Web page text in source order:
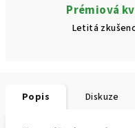
Prémiová
Letitá
Popis Diskuze